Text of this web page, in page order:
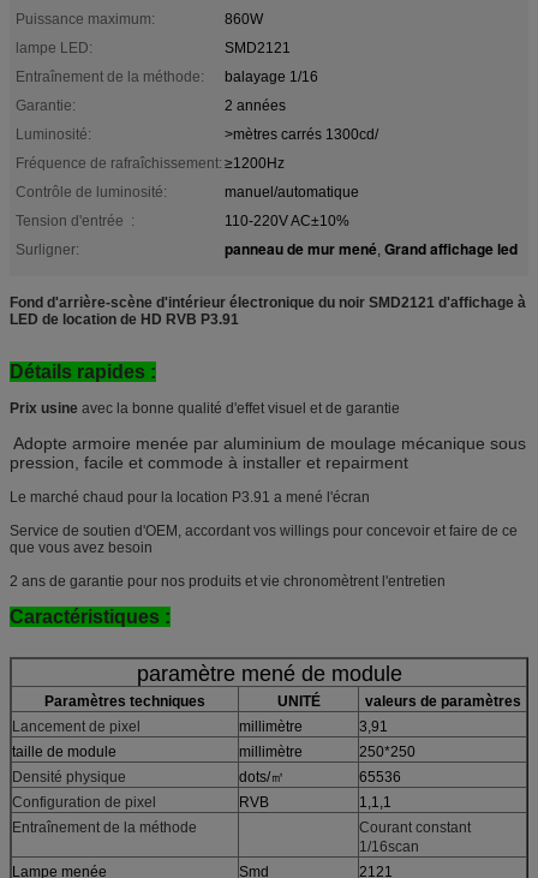
Puissance maximum:
860W
lampe LED:
SMD2121
Entraînement de la méthode:
balayage 1/16
Garantie:
2 années
Luminosité:
>mètres carrés 1300cd/
Fréquence de rafraîchissement: ≥1200Hz
Contrôle de luminosité:
manuel/automatique
Tension d'entrée :
110-220V AC±10%
Surligner:
panneau de mur mené, Grand affichage led
Fond d'arrière-scène d'intérieur électronique du noir SMD2121 d'affichage à
LED de location de HD RVB P3.91
Détails rapides :
Prix usine avec la bonne qualité d'effet visuel et de garantie
Adopte armoire menée par aluminium de moulage mécanique sous
pression, facile et commode à installer et repairment
Le marché chaud pour la location P3.91 a mené l'écran
Service de soutien d'OEM, accordant vos willings pour concevoir et faire de ce
que vous avez besoin
2 ans de garantie pour nos produits et vie chronomètrent l'entretien
Caractéristiques :
paramètre mené de module
Paramètres techniques UNITÉ
valeurs de paramètres
Lancement de pixel
millimètre
3,91
taille de module
millimètre
250*250
Densité physique
dots/㎡
65536
Configuration de pixel
RVB
1,1,1
Entraînement de la méthode
Courant constant
1/16scan
Lampe menée
Smd 2121